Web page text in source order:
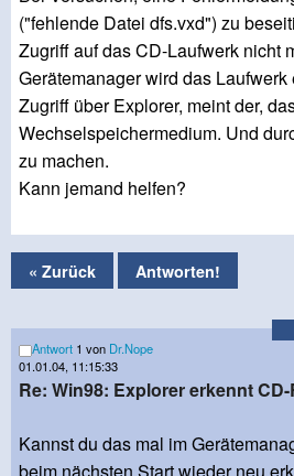
("fehlende Datei dfs.vxd") zu
Zugriff auf das CD-Laufwerk nicht
Gerätemanager wird das
Zugriff über Explorer, meint der,
Wechselspeichermedium. Und
zu machen.
Kann jemand helfen?
« Zurück Antworten!
Antwort 1 von Dr.Nope
01.01.04, 11:15:33
Re: Win98: Explorer erkennt
Kannst du das mal im